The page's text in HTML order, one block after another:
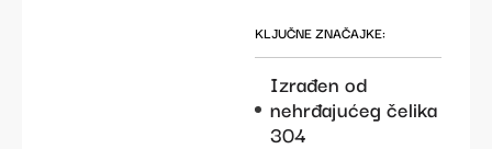
KLJUČNE ZNAČAJKE:
Izrađen od
nehrđajućeg čelika
304